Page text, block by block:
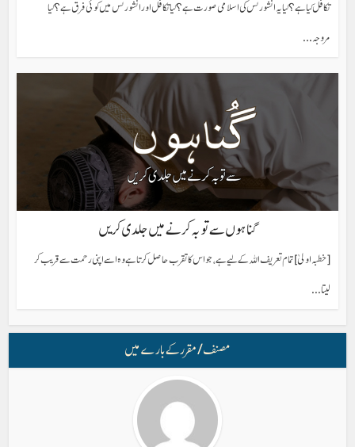
تکافل کیا ہے؟ کیا یہ انشورنس کی اسلامی صورت ہے؟ کیا تکافل اور انشورنس میں کوئی فرق ہے؟ کیا
مروجہ...
گناہوں سے توبہ کرنے میں جلدی کریں
[خطبہ اولیٰ]تمام تعریف اللہ کے لیے ہے، جو اس کا تقرب حاصل کرتا ہے وہ اسے اپنی رحمت سے قریب کر
لیتا...
مصنف/ مقرر کے بارے میں